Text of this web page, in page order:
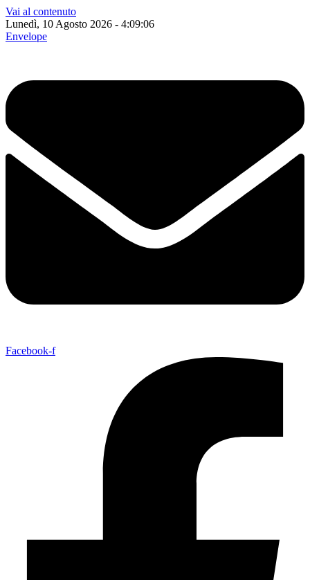
Vai al contenuto
Lunedì, 10 Agosto 2026 - 4:09:07
Envelope
Facebook-f